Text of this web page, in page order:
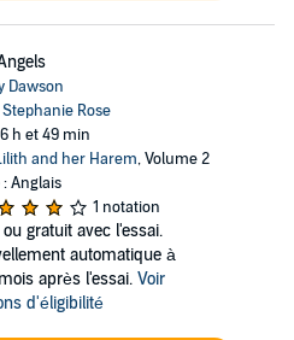
Dawson
Stephanie Rose
h et 49 min
and her Harem, Volume 2
Anglais
1 notation
ou gratuit avec l'essai.
automatique à
après l'essai. Voir
d'éligibilité